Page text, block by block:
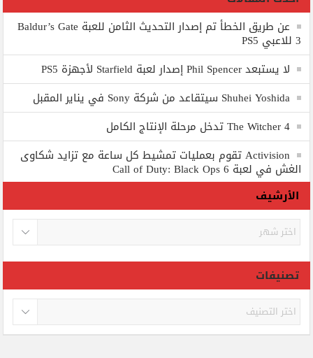
عن طريق الخطأ تم إصدار التحديث الثامن للعبة Baldur’s Gate
3 للاعبي PS5
لا يستبعد Phil Spencer إصدار لعبة Starfield لأجهزة PS5
Shuhei Yoshida سيتقاعد من شركة Sony في يناير المقبل
The Witcher 4 تدخل مرحلة الإنتاج الكامل
Activision تقوم بعمليات تمشيط كل ساعة مع تزايد شكاوى
الغش في لعبة Call of Duty: Black Ops 6
الأرشيف
الأرشيف
تصنيفات
تصنيفات